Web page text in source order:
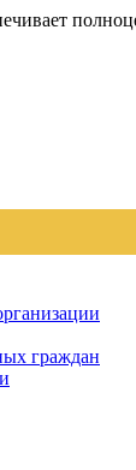
граждан